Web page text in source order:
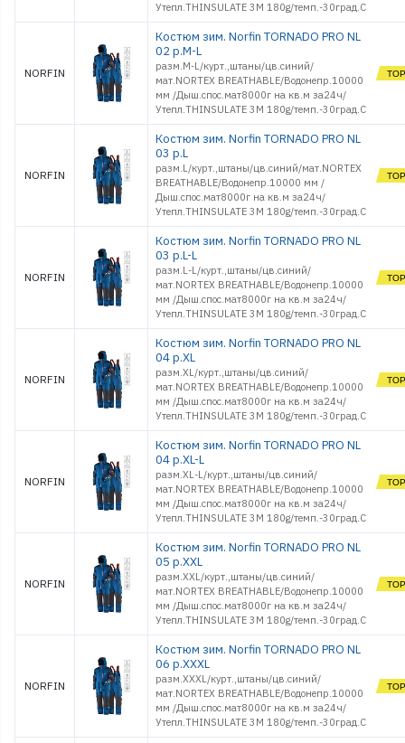
Утепл.THINSULATE 3M 180g/темп.-30град.С
NORFIN
Костюм зим. Norfin TORNADO PRO NL
02 р.M-L
разм.M-L/курт.,штаны/цв.синий/
мат.NORTEX BREATHABLE/Водонепр.10000
мм /Дыш.спос.мат8000г на кв.м за24ч/
Утепл.THINSULATE 3M 180g/темп.-30град.С
NORFIN
Костюм зим. Norfin TORNADO PRO NL
03 р.L
разм.L/курт.,штаны/цв.синий/мат.NORTEX
BREATHABLE/Водонепр.10000 мм /
Дыш.спос.мат8000г на кв.м за24ч/
Утепл.THINSULATE 3M 180g/темп.-30град.С
NORFIN
Костюм зим. Norfin TORNADO PRO NL
03 р.L-L
разм.L-L/курт.,штаны/цв.синий/
мат.NORTEX BREATHABLE/Водонепр.10000
мм /Дыш.спос.мат8000г на кв.м за24ч/
Утепл.THINSULATE 3M 180g/темп.-30град.С
NORFIN
Костюм зим. Norfin TORNADO PRO NL
04 р.XL
разм.XL/курт.,штаны/цв.синий/
мат.NORTEX BREATHABLE/Водонепр.10000
мм /Дыш.спос.мат8000г на кв.м за24ч/
Утепл.THINSULATE 3M 180g/темп.-30град.С
NORFIN
Костюм зим. Norfin TORNADO PRO NL
04 р.XL-L
разм.XL-L/курт.,штаны/цв.синий/
мат.NORTEX BREATHABLE/Водонепр.10000
мм /Дыш.спос.мат8000г на кв.м за24ч/
Утепл.THINSULATE 3M 180g/темп.-30град.С
NORFIN
Костюм зим. Norfin TORNADO PRO NL
05 р.XXL
разм.XXL/курт.,штаны/цв.синий/
мат.NORTEX BREATHABLE/Водонепр.10000
мм /Дыш.спос.мат8000г на кв.м за24ч/
Утепл.THINSULATE 3M 180g/темп.-30град.С
NORFIN
Костюм зим. Norfin TORNADO PRO NL
06 р.XXXL
разм.XXXL/курт.,штаны/цв.синий/
мат.NORTEX BREATHABLE/Водонепр.10000
мм /Дыш.спос.мат8000г на кв.м за24ч/
Утепл.THINSULATE 3M 180g/темп.-30град.С